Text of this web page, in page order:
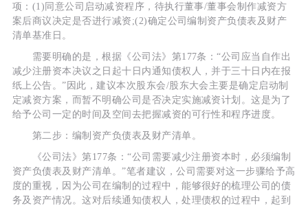
项：(1)同意公司启动减资程序，待执行董事/董事会制作减资方
案后商议决定是否进行减资;(2)确定公司编制资产负债表及财产
清单基准日。
需要明确的是，根据《公司法》第177条：“公司应当自作出
减少注册资本决议之日起十日内通知债权人，并于三十日内在报
纸上公告。”因此，建议本次股东会/股东大会主要是确定启动制
定减资方案，而暂不明确公司是否决定实施减资计划。这是为了
给予公司一定的时间及空间去把握减资的可行性和程序进度。
第二步：编制资产负债表及财产清单。
《公司法》第177条：“公司需要减少注册资本时，必须编制
资产负债表及财产清单。”笔者建议，公司需要对这一步骤给予高
度的重视，因为公司在编制的过程中，能够很好的梳理公司的债
务及资产情况。这对后续通知债权人，处理债权的过程中，起到